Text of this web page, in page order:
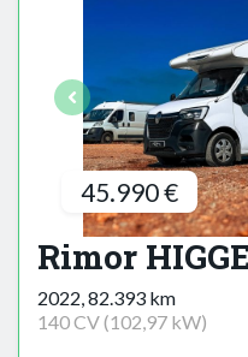
45.990 €
Rimor
2022, 82.393 km
140 CV (102,97 kW)